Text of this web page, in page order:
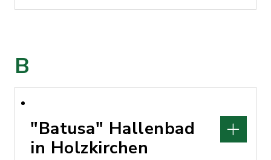
B
"Batusa" Hallenbad
in Holzkirchen